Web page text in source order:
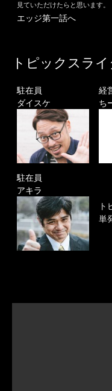
見ていただけたらと思います。
エッジ第一話へ
トピックスライ
駐在員
ダイスケ
経
ち
駐在員
アキラ
ト
単